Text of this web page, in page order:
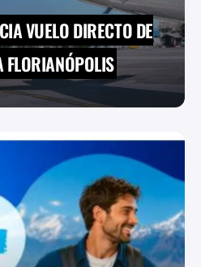
VUELO DIRECTO DE
FLORIANÓPOLIS